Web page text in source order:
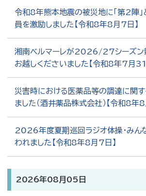
令和8年熊本地震の被災地に「第2陣」
員を激励しました【令和8年8月7日】
湘南ベルマーレが2026/27シーズン
お越しくださいました【令和8年7月31
災害時における医薬品等の調達に関
ました（酒井薬品株式会社）【令和8年8
2026年度夏期巡回ラジオ体操・みん
われました【令和8年8月7日】
2026年08月05日